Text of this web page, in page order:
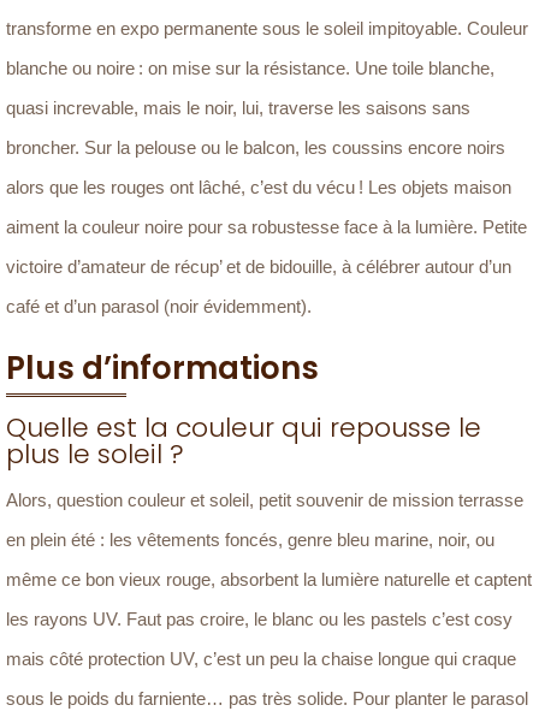
transforme en expo permanente sous le soleil impitoyable. Couleur
blanche ou noire : on mise sur la résistance. Une toile blanche,
quasi increvable, mais le noir, lui, traverse les saisons sans
broncher. Sur la pelouse ou le balcon, les coussins encore noirs
alors que les rouges ont lâché, c’est du vécu ! Les objets maison
aiment la couleur noire pour sa robustesse face à la lumière. Petite
victoire d’amateur de récup’ et de bidouille, à célébrer autour d’un
café et d’un parasol (noir évidemment).
Plus d’informations
Quelle est la couleur qui repousse le
plus le soleil ?
Alors, question couleur et soleil, petit souvenir de mission terrasse
en plein été : les vêtements foncés, genre bleu marine, noir, ou
même ce bon vieux rouge, absorbent la lumière naturelle et captent
les rayons UV. Faut pas croire, le blanc ou les pastels c’est cosy
mais côté protection UV, c’est un peu la chaise longue qui craque
sous le poids du farniente… pas très solide. Pour planter le parasol